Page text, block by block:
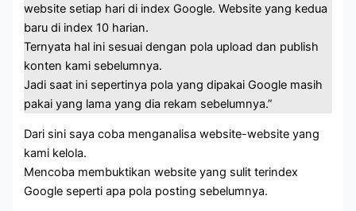
website setiap hari di index Google. Website yang kedua
baru di index 10 harian.
Ternyata hal ini sesuai dengan pola upload dan publish
konten kami sebelumnya.
Jadi saat ini sepertinya pola yang dipakai Google masih
pakai yang lama yang dia rekam sebelumnya.”
Dari sini saya coba menganalisa website-website yang
kami kelola.
Mencoba membuktikan website yang sulit terindex
Google seperti apa pola posting sebelumnya.